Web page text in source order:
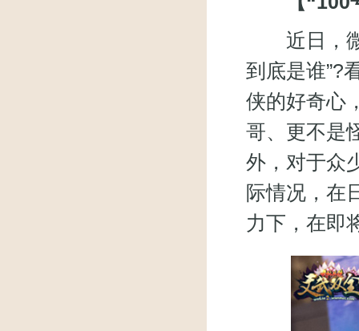
近日，微
到底是谁”?
侠的好奇心
哥、更不是
外，对于众
际情况，在
力下，在即